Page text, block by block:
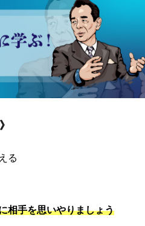
に学ぶ！～転ばぬ先の杖～
る
相手を思いやりましょう